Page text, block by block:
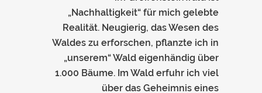
„Nachhaltigkeit“ für mich gelebte
Realität. Neugierig, das Wesen des
Waldes zu erforschen, pflanzte ich in
„unserem“ Wald eigenhändig über
1.000 Bäume. Im Wald erfuhr ich viel
über das Geheimnis eines